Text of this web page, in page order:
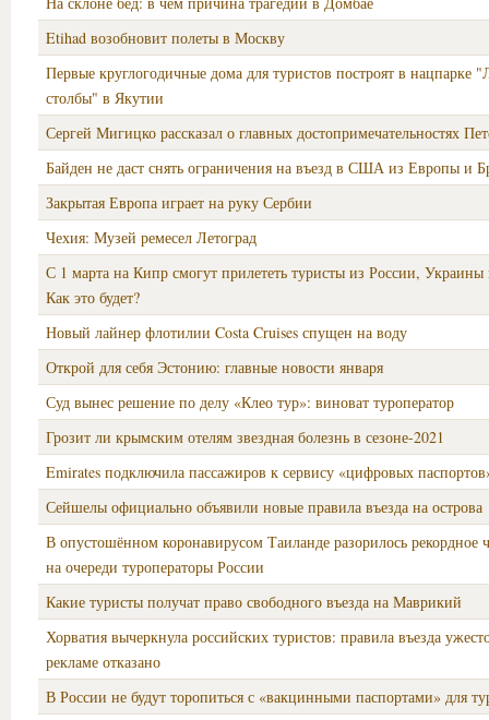
Etihad возобновит полеты в Москву
Первые круглогодичные дома для туристов построят в нацпарке
столбы" в Якутии
Сергей Мигицко рассказал о главных достопримечательностях
Байден не даст снять ограничения на въезд в США из Европы и
Закрытая Европа играет на руку Сербии
Чехия: Музей ремесел Летоград
С 1 марта на Кипр смогут прилететь туристы из России, Украины
Как это будет?
Новый лайнер флотилии Costa Cruises спущен на воду
Открой для себя Эстонию: главные новости января
Суд вынес решение по делу «Клео тур»: виноват туроператор
Грозит ли крымским отелям звездная болезнь в сезоне-2021
Emirates подключила пассажиров к сервису «цифровых
Сейшелы официально объявили новые правила въезда на острова
В опустошённом коронавирусом Таиланде разорилось рекордное
на очереди туроператоры России
Какие туристы получат право свободного въезда на Маврикий
Хорватия вычеркнула российских туристов: правила въезда
рекламе отказано
В России не будут торопиться с «вакцинными паспортами» для